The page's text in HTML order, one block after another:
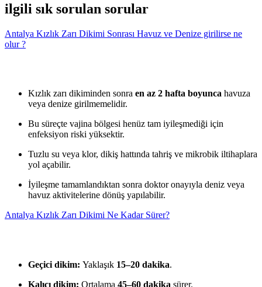
ilgili sık sorulan sorular
Antalya Kızlık Zarı Dikimi Sonrası Havuz ve Denize girilirse ne
olur ?
Kızlık zarı dikiminden sonra en az 2 hafta boyunca havuza
veya denize girilmemelidir.
Bu süreçte vajina bölgesi henüz tam iyileşmediği için
enfeksiyon riski yüksektir.
Tuzlu su veya klor, dikiş hattında tahriş ve mikrobik iltihaplara
yol açabilir.
İyileşme tamamlandıktan sonra doktor onayıyla deniz veya
havuz aktivitelerine dönüş yapılabilir.
Antalya Kızlık Zarı Dikimi Ne Kadar Sürer?
Geçici dikim: Yaklaşık 15–20 dakika.
Kalıcı dikim: Ortalama 45–60 dakika sürer.